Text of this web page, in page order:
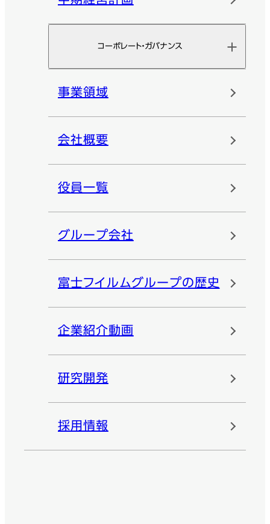
コーポレート・ガバナンス
事業領域
会社概要
役員一覧
グループ会社
富士フイルムグループの歴史
企業紹介動画
研究開発
採用情報